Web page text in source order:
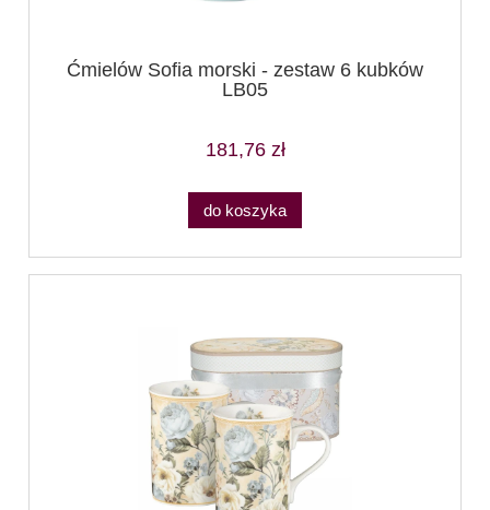
Ćmielów Sofia morski - zestaw 6 kubków
LB05
181,76 zł
do koszyka